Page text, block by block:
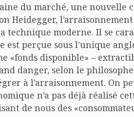
du marché, une nouvelle
Heidegger,
technique moderne. Il se
perçue sous l’unique
«fonds disponible» –
danger, selon le
à l’arraisonnement. On
n’a pas déjà réalisé
de nous des